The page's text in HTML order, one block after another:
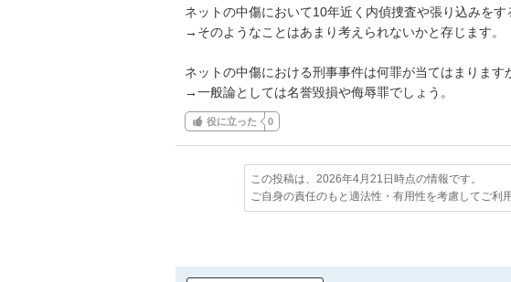
ネットの中傷において10年近く内偵捜査や張り込みをす
→そのようなことはあまり考えられないかと存じます。
ネットの中傷における刑事事件は何罪が当てはまります
→一般論としては名誉毀損や侮辱罪でしょう。
役に立った 0
この投稿は、2026年4月21日時点の情報です。
ご自身の責任のもと適法性・有用性を考慮してご利